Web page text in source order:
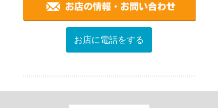
お店に電話をする